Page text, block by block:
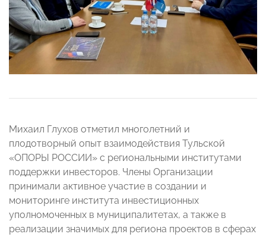
Михаил Глухов отметил многолетний и
плодотворный опыт взаимодействия Тульской
«ОПОРЫ РОССИИ» с региональными институтами
поддержки инвесторов. Члены Организации
принимали активное участие в создании и
мониторинге института инвестиционных
уполномоченных в муниципалитетах, а также в
реализации значимых для региона проектов в сферах